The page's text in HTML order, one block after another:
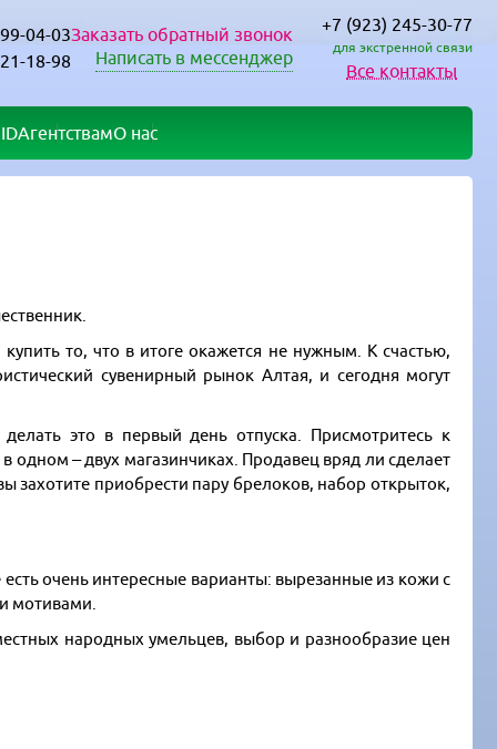
04-03
18-98
Заказать обратный звонок
Написать в мессенджер
+7 (923) 245-30-77
для экстренной связи
Все контакты
АгентствамО нас
то, что в итоге окажется не нужным. К счастью,
сувенирный рынок Алтая, и сегодня могут
это в первый день отпуска. Присмотритесь к
– двух магазинчиках. Продавец вряд ли сделает
захотите приобрести пару брелоков, набор открыток,
очень интересные варианты: вырезанные из кожи с
мотивами.
народных умельцев, выбор и разнообразие цен